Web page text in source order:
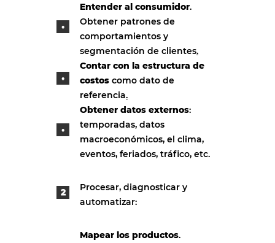
Entender al consumidor.
Obtener patrones de
comportamientos y
segmentación de clientes.
Contar con la estructura de
costos como dato de
referencia.
Obtener datos externos:
temporadas, datos
macroeconómicos, el clima,
eventos, feriados, tráfico, etc.
Procesar, diagnosticar y
automatizar:
Mapear los productos.